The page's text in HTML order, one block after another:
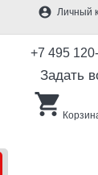
account_circle Личный
+7 495
Задать
shopping_cart